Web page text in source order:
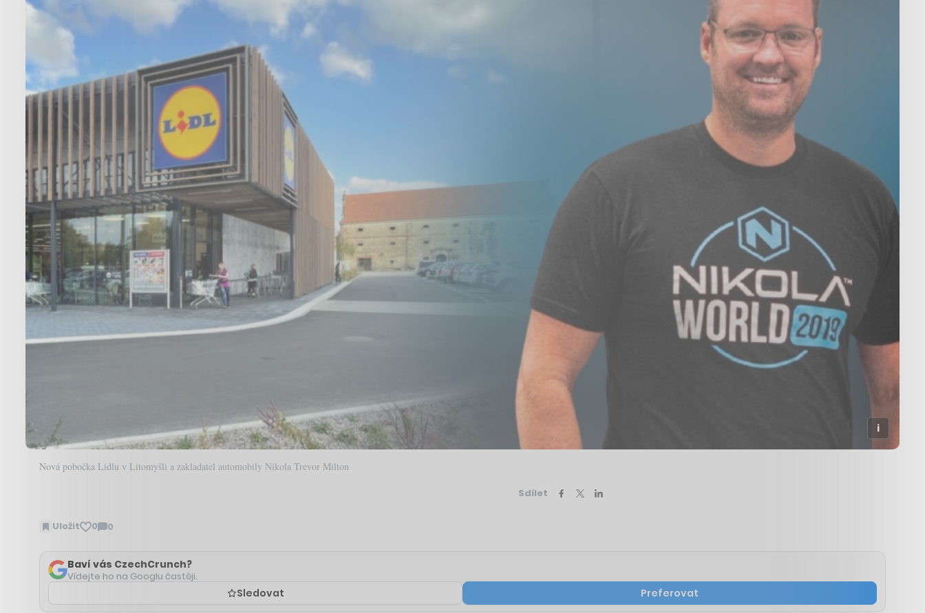
Nová pobočka Lidlu v Litomyšli a zakladatel automobily Nikola Trevor Milton
Sdílet
Uložit 0 0
Zobrazit
Baví vás CzechCrunch?
Vídejte ho na Googlu častěji.
Sledovat Preferovat